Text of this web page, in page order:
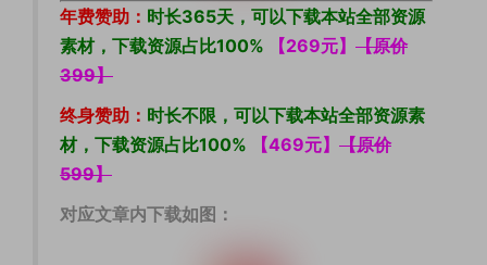
年费赞助： 时长365天，可以下载本站全部资源
素材，下载资源占比100%
【269元】 【原价
399】
终身赞助： 时长不限，可以下载本站全部资源素
材，下载资源占比100%
【469元】 【原价
599】
对应文章内下载如图：